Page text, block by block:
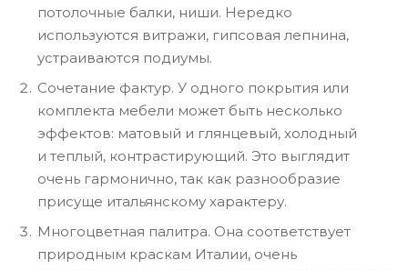
потолочные балки, ниши. Нередко
используются витражи, гипсовая лепнина,
устраиваются подиумы.
Сочетание фактур. У одного покрытия или
комплекта мебели может быть несколько
эффектов: матовый и глянцевый, холодный
и теплый, контрастирующий. Это выглядит
очень гармонично, так как разнообразие
присуще итальянскому характеру.
Многоцветная палитра. Она соответствует
природным краскам Италии, очень